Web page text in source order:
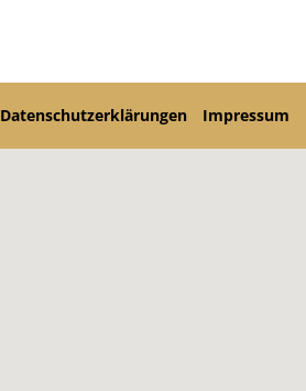
Datenschutzerklärungen Impressum